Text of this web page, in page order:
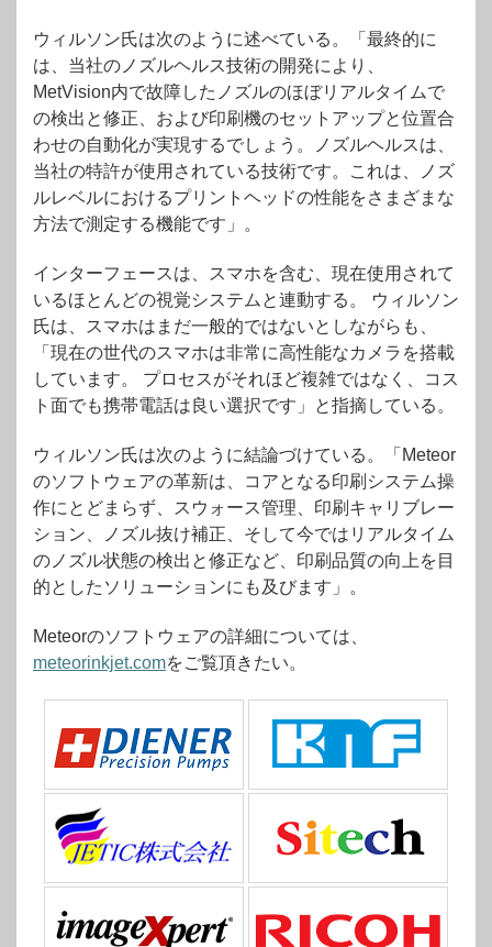
ウィルソン氏は次のように述べている。「最終的に
は、当社のノズルヘルス技術の開発により、
MetVision内で故障したノズルのほぼリアルタイムで
の検出と修正、および印刷機のセットアップと位置合
わせの自動化が実現するでしょう。ノズルヘルスは、
当社の特許が使用されている技術です。これは、ノズ
ルレベルにおけるプリントヘッドの性能をさまざまな
方法で測定する機能です」。
インターフェースは、スマホを含む、現在使用されて
いるほとんどの視覚システムと連動する。 ウィルソン
氏は、スマホはまだ一般的ではないとしながらも、
「現在の世代のスマホは非常に高性能なカメラを搭載
しています。 プロセスがそれほど複雑ではなく、コス
ト面でも携帯電話は良い選択です」と指摘している。
ウィルソン氏は次のように結論づけている。「Meteor
のソフトウェアの革新は、コアとなる印刷システム操
作にとどまらず、スウォース管理、印刷キャリブレー
ション、ノズル抜け補正、そして今ではリアルタイム
のノズル状態の検出と修正など、印刷品質の向上を目
的としたソリューションにも及びます」。
Meteorのソフトウェアの詳細については、
meteorinkjet.comをご覧頂きたい。